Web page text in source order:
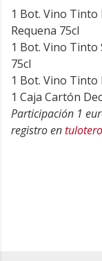
1 Bot. Vino Tinto
Requena 75cl
1 Bot. Vino Tinto
75cl
1 Bot. Vino Tinto
1 Caja Cartón
Participación 1
registro en